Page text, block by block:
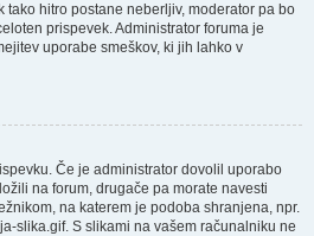
tako hitro postane neberljiv, moderator pa bo
prispevek. Administrator foruma je
uporabe smeškov, ki jih lahko v
Če je administrator dovolil uporabo
na forum, drugače pa morate navesti
na katerem je podoba shranjena, npr.
slika.gif. S slikami na vašem računalniku ne